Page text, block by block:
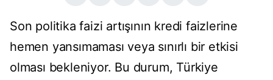
Son politika faizi artışının kredi faizlerine
hemen yansımaması veya sınırlı bir etkisi
olması bekleniyor. Bu durum, Türkiye